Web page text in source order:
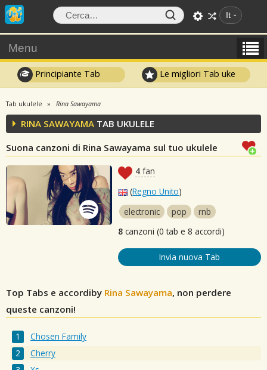
It
Menu
Principiante Tab Le migliori Tab uke
Tab ukulele Rina Sawayama
RINA SAWAYAMA TAB UKULELE
Suona canzoni di Rina Sawayama sul tuo ukulele
4 fan
(Regno Unito)
electronic
pop
rnb
8 canzoni (0 tab e 8 accordi)
Invia nuova Tab
Top Tabs e accordiby Rina Sawayama, non perdere
queste canzoni!
Chosen Family
Cherry